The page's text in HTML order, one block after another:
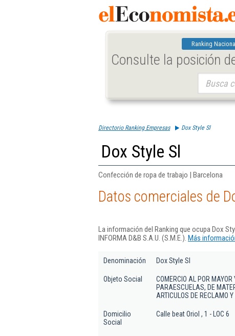
Ranking
Consulte la posición
Directorio Ranking Empresas Dox Style Sl
Dox Style Sl
Confección de ropa de trabajo | Barcelona
Datos comerciales de
La información del Ranking que ocupa Dox
INFORMA D&B S.A.U. (S.M.E.). Más
Denominación Dox Style Sl
Objeto Social
COMERCIO AL POR
PARAESCUELAS, DE
ARTICULOS DE RECLAMO
Domicilio
Social
Calle beat Oriol , 1 - LOC 6